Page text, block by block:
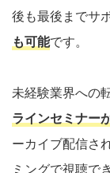
後も最後までサ
も可能です。
未経験業界への
ラインセミナー
ーカイブ配信さ
ミングで視聴で